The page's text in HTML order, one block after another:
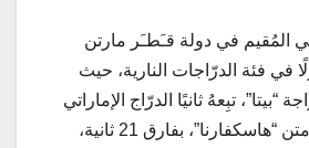
المُقيم في دولة قـَطـَر مارتن
في فئة الدرّاجات النارية، حيث
تبِعهُ ثانيًا الدرّاج الإماراتي
حمدان العلي، على متن “هاسكفارنا”، بفارق 21 ثانية،